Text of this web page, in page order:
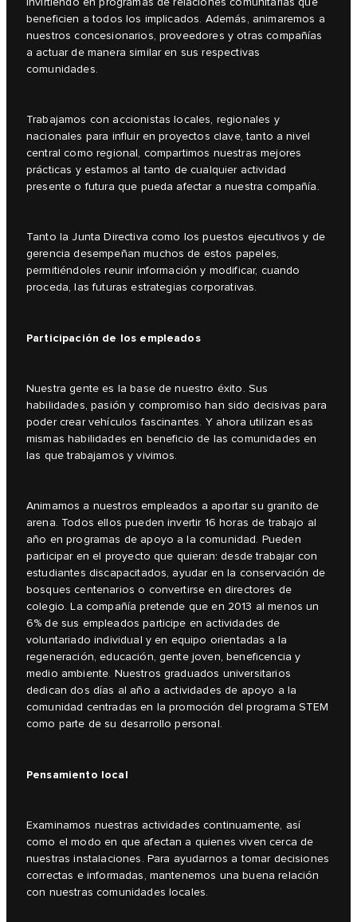
beneficien a todos los implicados. Además, animaremos a
nuestros concesionarios, proveedores y otras compañías
a actuar de manera similar en sus respectivas
comunidades.
Trabajamos con accionistas locales, regionales y
nacionales para influir en proyectos clave, tanto a nivel
central como regional, compartimos nuestras mejores
prácticas y estamos al tanto de cualquier actividad
presente o futura que pueda afectar a nuestra compañía.
Tanto la Junta Directiva como los puestos ejecutivos y de
gerencia desempeñan muchos de estos papeles,
permitiéndoles reunir información y modificar, cuando
proceda, las futuras estrategias corporativas.
Participación de los empleados
Nuestra gente es la base de nuestro éxito. Sus
habilidades, pasión y compromiso han sido decisivas para
poder crear vehículos fascinantes. Y ahora utilizan esas
mismas habilidades en beneficio de las comunidades en
las que trabajamos y vivimos.
Animamos a nuestros empleados a aportar su granito de
arena. Todos ellos pueden invertir 16 horas de trabajo al
año en programas de apoyo a la comunidad. Pueden
participar en el proyecto que quieran: desde trabajar con
estudiantes discapacitados, ayudar en la conservación de
bosques centenarios o convertirse en directores de
colegio. La compañía pretende que en 2013 al menos un
6% de sus empleados participe en actividades de
voluntariado individual y en equipo orientadas a la
regeneración, educación, gente joven, beneficencia y
medio ambiente. Nuestros graduados universitarios
dedican dos días al año a actividades de apoyo a la
comunidad centradas en la promoción del programa STEM
como parte de su desarrollo personal.
Pensamiento local
Examinamos nuestras actividades continuamente, así
como el modo en que afectan a quienes viven cerca de
nuestras instalaciones. Para ayudarnos a tomar decisiones
correctas e informadas, mantenemos una buena relación
con nuestras comunidades locales.